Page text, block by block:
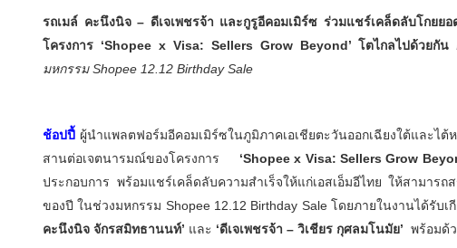
รถเมล์ คะนึงนิจ– ดีเจเพชรจ้า และกูรูอีคอมเมิร์ซ ร่วมแชร์เคล็ดลับโกยย
โครงการ ‘Shopee x Visa: Sellers Grow Beyond’ โตไกลไปด้วยกัน
มหกรรมShopee 12.12 Birthday Sale
ช้อปปี้ ผู้นำแพลตฟอร์มอีคอมเมิร์ซในภูมิภาคเอเชียตะวันออกเฉียงใต้และไ
สานต่อเจตนารมณ์ของโครงการ ‘Shopee x Visa: Sellers Grow
ประกอบการ พร้อมแชร์เคล็ดลับความสำเร็จให้แก่เอสเอ็มอีไทย ให้สามา
ของปี ในช่วงมหกรรม Shopee 12.12 Birthday Sale โดยภายในงานได้รับเ
คะนึงนิจ จักรสมิทธานนท์’ และ ‘ดีเจเพชรจ้า – วิเชียร กุศลมโนมัย’ พร้อมด้